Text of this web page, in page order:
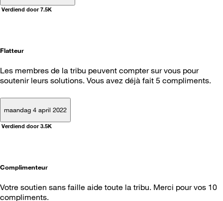
Verdiend door 7.5K
Flatteur
Les membres de la tribu peuvent compter sur vous pour
soutenir leurs solutions. Vous avez déjà fait 5 compliments.
maandag 4 april 2022
Verdiend door 3.5K
Complimenteur
Votre soutien sans faille aide toute la tribu. Merci pour vos 10
compliments.